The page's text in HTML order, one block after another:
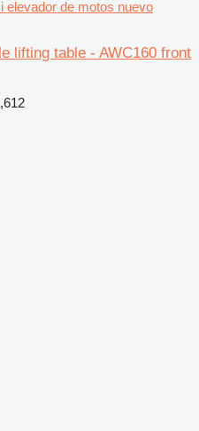
elevador de motos nuevo
lifting table - AWC160 front